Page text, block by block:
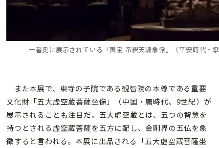
一番奥に展示されている「国宝 帝釈天騎象像」（平安時代・
また本展で、東寺の子院である観智院の本尊である重要
文化財「五大虚空蔵菩薩坐像」（中国・唐時代、9世紀）が
展示されることも注目だ。五大虚空蔵とは、五つの智慧を
持つとされる虚空蔵菩薩を五方に配し、金剛界の五仏を象
徴すると言われる。本展に出品される「五大虚空蔵菩薩坐